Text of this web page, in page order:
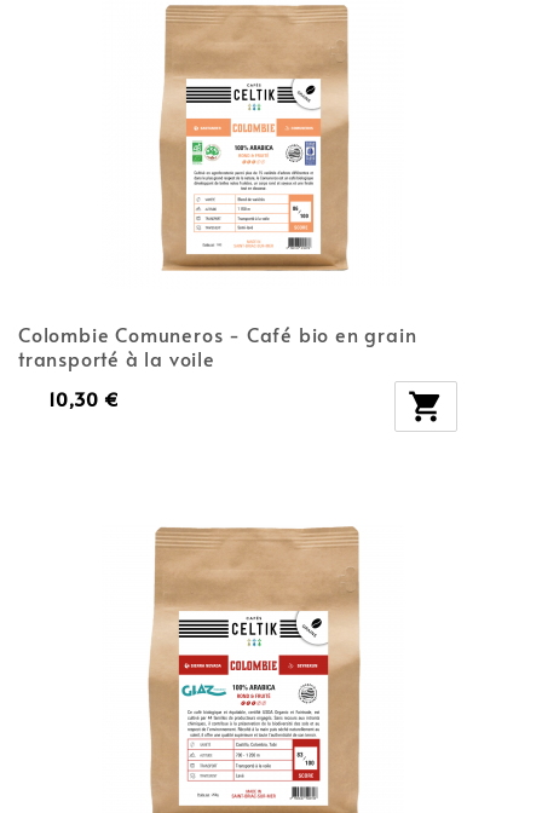
Colombie Comuneros - Café bio en grain
transporté à la voile
10,30 € 